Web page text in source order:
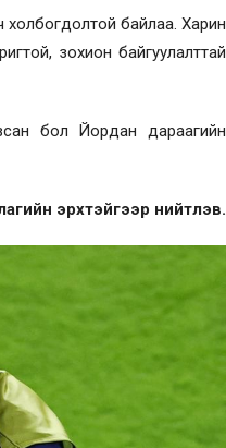
байлаа. Харин
зохион байгуулалттай
бол Йордан дараагийн
эрхтэйгээр нийтлэв.